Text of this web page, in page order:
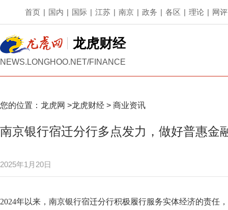
首页 | 国内 | 国际 | 江苏 | 南京 | 政务 | 各区 | 理论 | 网评
龙虎财经
NEWS.LONGHOO.NET/FINANCE
您的位置： 龙虎网 >龙虎财经 > 商业资讯
南京银行宿迁分行多点发力，做好普惠金
2025年1月20日
2024年以来，南京银行宿迁分行积极履行服务实体经济的责任